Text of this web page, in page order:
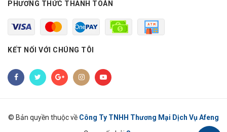
PHƯƠNG THỨC THANH TOÁN
KẾT NỐI VỚI CHÚNG TÔI
© Bản quyền thuộc về Công Ty TNHH Thương Mại Dịch Vụ Afeng